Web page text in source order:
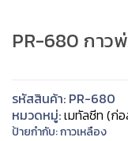
PR-680 กาว
รหัสสินค้า: PR-680
หมวดหมู่:เมทัลชีท (ก่
ป้ายกำกับ:กาวเหลือง